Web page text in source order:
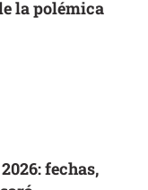
la polémica
fechas,